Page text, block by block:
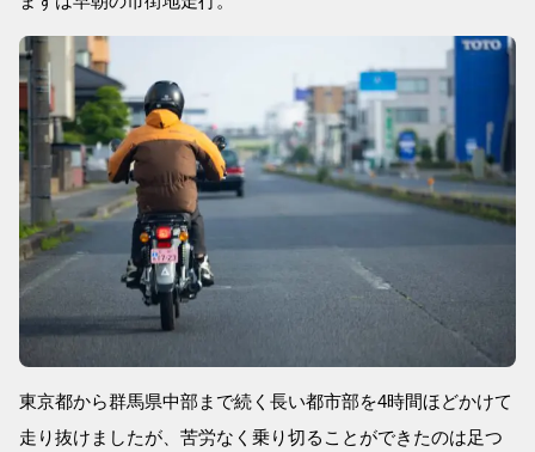
東京都から群馬県中部まで続く長い都市部を4時間ほどかけて
走り抜けましたが、苦労なく乗り切ることができたのは足つ